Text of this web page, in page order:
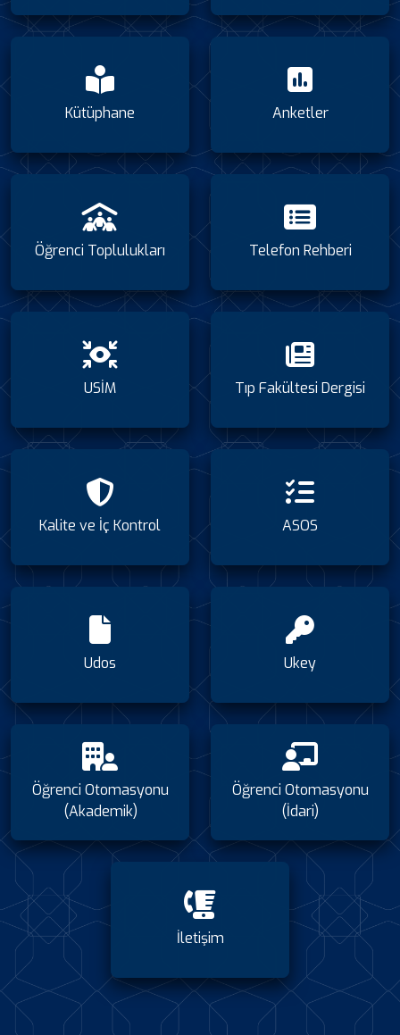
Kütüphane Anketler
Öğrenci Toplulukları Telefon Rehberi
USİM Tıp Fakültesi Dergisi
Kalite ve İç Kontrol ASOS
Udos Ukey
Öğrenci Otomasyonu
(Akademik)
Öğrenci Otomasyonu
(İdari)
İletişim